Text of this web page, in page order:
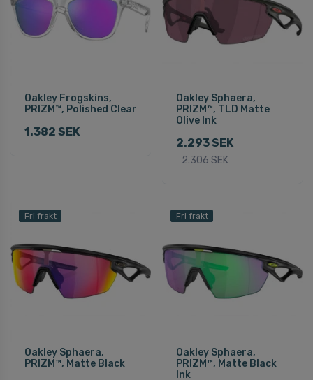
Oakley Frogskins,
PRIZM™, Polished Clear
1.382 SEK
Oakley Sphaera,
PRIZM™, TLD Matte
Olive Ink
2.293 SEK
2.306 SEK
Fri frakt
Oakley Sphaera,
PRIZM™, Matte Black
Fri frakt
Oakley Sphaera,
PRIZM™, Matte Black
Ink